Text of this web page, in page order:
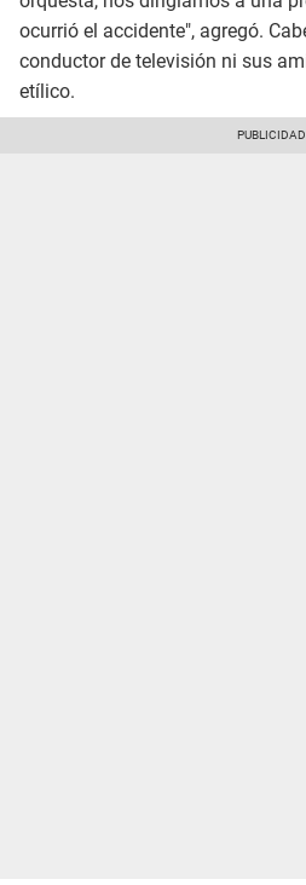
ocurrió el accidente", agregó.
conductor de televisión ni sus
etílico.